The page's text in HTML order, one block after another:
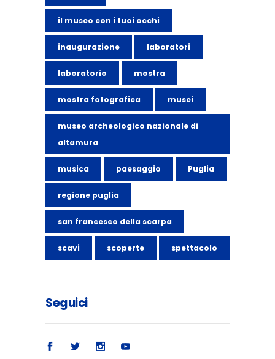
il museo con i tuoi occhi
inaugurazione laboratori
laboratorio mostra
mostra fotografica musei
museo archeologico nazionale di
altamura
musica paesaggio Puglia
regione puglia
san francesco della scarpa
scavi scoperte spettacolo
Seguici